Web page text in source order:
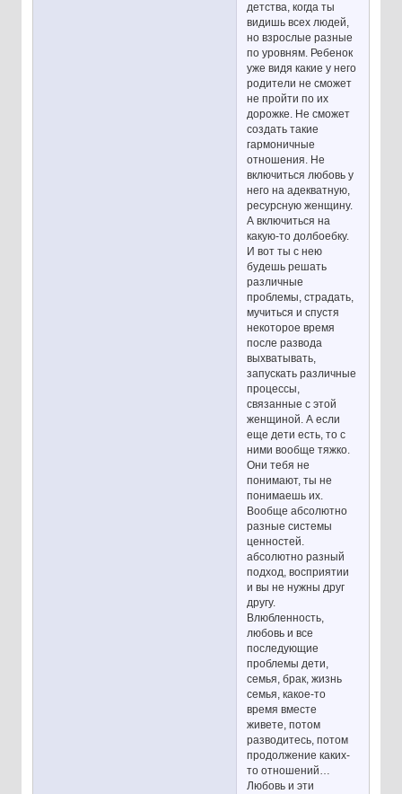
детства, когда ты
видишь всех людей,
но взрослые разные
по уровням. Ребенок
уже видя какие у него
родители не сможет
не пройти по их
дорожке. Не сможет
создать такие
гармоничные
отношения. Не
включиться любовь у
него на адекватную,
ресурсную женщину.
А включиться на
какую-то долбоебку.
И вот ты с нею
будешь решать
различные
проблемы, страдать,
мучиться и спустя
некоторое время
после развода
выхватывать,
запускать различные
процессы,
связанные с этой
женщиной. А если
еще дети есть, то с
ними вообще тяжко.
Они тебя не
понимают, ты не
понимаешь их.
Вообще абсолютно
разные системы
ценностей.
абсолютно разный
подход, восприятии
и вы не нужны друг
другу.
Влюбленность,
любовь и все
последующие
проблемы дети,
семья, брак, жизнь
семья, какое-то
время вместе
живете, потом
разводитесь, потом
продолжение каких-
то отношений…
Любовь и эти